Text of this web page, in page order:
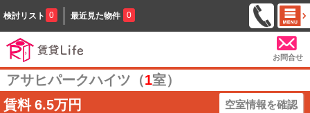
検討リスト 0 最近見た物件 0
お問合せ
アサヒパークハイツ（1室）
賃料 6.5万円 空室情報を確認